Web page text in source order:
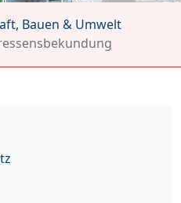
Bauen & Umwelt